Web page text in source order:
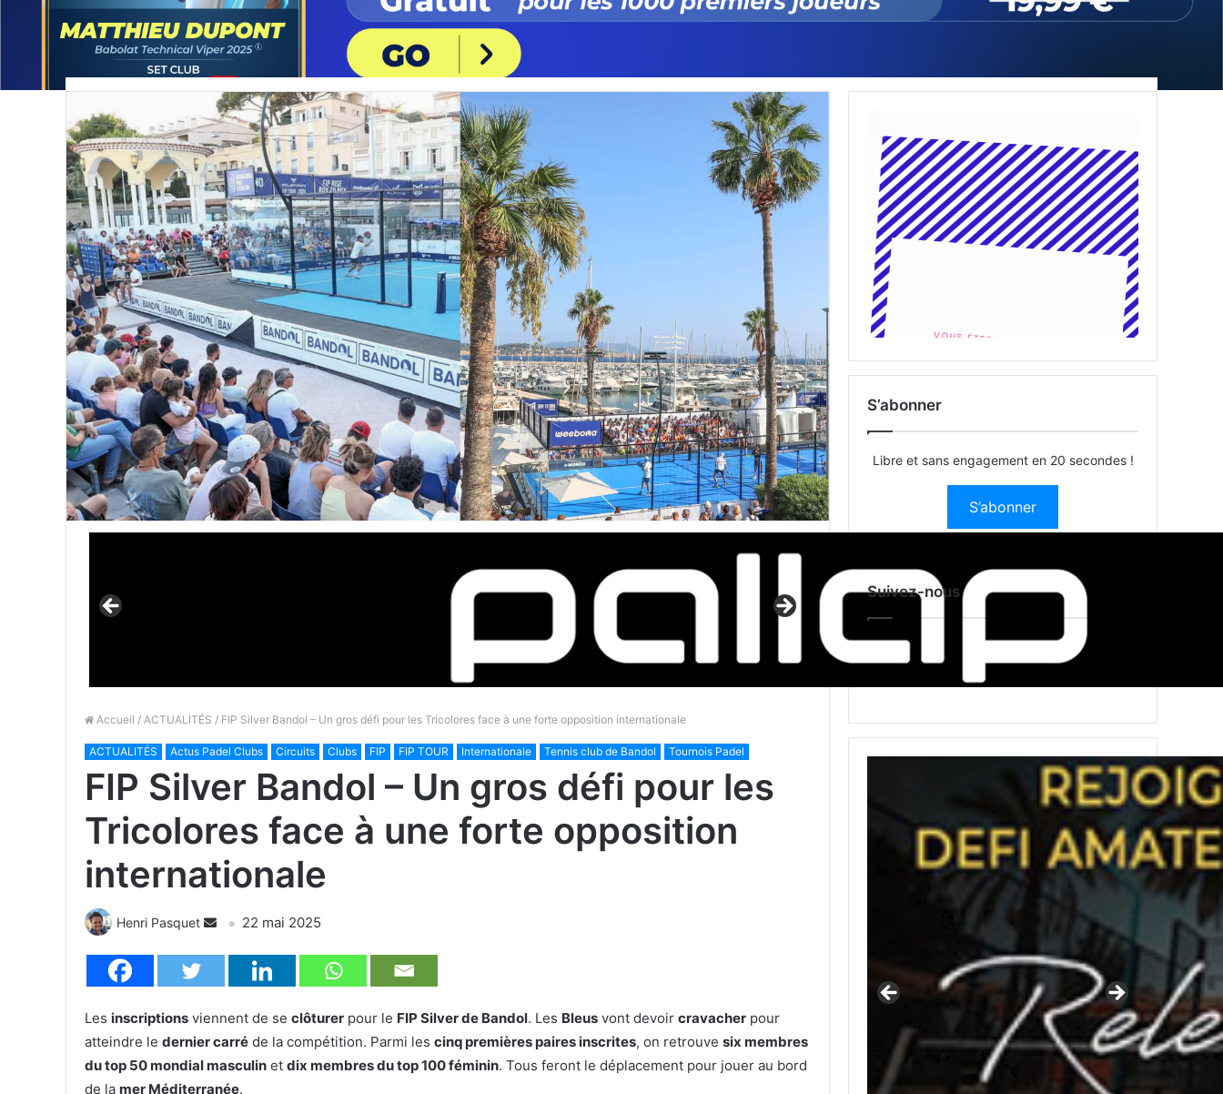
Accueil / ACTUALITÉS / FIP Silver Bandol – Un gros défi pour les Tricolores face à une forte opposition internationale
ACTUALITÉS Actus Padel Clubs Circuits Clubs FIP FIP TOUR Internationale Tennis club de Bandol Tournois Padel
FIP Silver Bandol – Un gros défi pour les
Tricolores face à une forte opposition
internationale
Henri Pasquet 22 mai 2025
Les inscriptions viennent de se clôturer pour le FIP Silver de Bandol. Les Bleus vont devoir cravacher pour
atteindre le dernier carré de la compétition. Parmi les cinq premières paires inscrites, on retrouve six membres
du top 50 mondial masculin et dix membres du top 100 féminin. Tous feront le déplacement pour jouer au bord
de la mer Méditerranée.
S’abonner
Libre et sans engagement en 20 secondes !
S’abonner
Suivez-nous